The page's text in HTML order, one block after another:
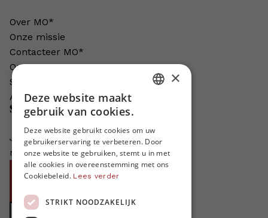
Over MO*
Onze missie
Contacteer MO*
Onze auteurs
Schrijven voor MO*?
Adverteren in MO*
Steun MO*
Je helpt ons groeien. MO* bestaat
niet zonder jouw steun!
Doe een gift
ENGLISH
×
Deze website maakt
gebruik van cookies.
Deze website gebruikt cookies om uw
gebruikerservaring te verbeteren. Door
onze website te gebruiken, stemt u in met
alle cookies in overeenstemming met ons
Cookiebeleid. Lees verder
STRIKT NOODZAKELIJK